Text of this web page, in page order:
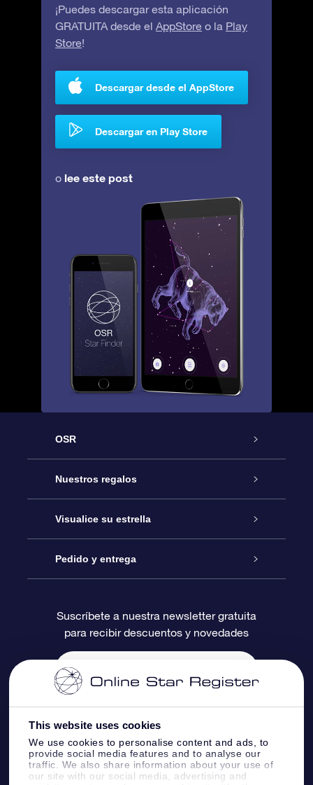
This website uses cookies
We use cookies to personalise content and ads, to
provide social media features and to analyse our
traffic. We also share information about your use of
our site with our social media, advertising and
¡Puedes descargar esta aplicación
GRATUITA desde el AppStore o la Play
Store!
Descargar desde el AppStore
Descargar en Play Store
o lee este post
OSR
Atención
Contáctanos
Blog
Reseñas
Nuestros regalos
Regalo Estrella Online
Paquete de Regalo OSR
Tarjeta de Regalo OSR
Regalos empresariales
Visualice su estrella
Registro estelar
Página de Estrella Personalizada
Un Millón de Estrellas
Aplicación de RV Llévame a las estrellas
Pedido y entrega
Información de Pago
Información de Envío
Constelaciones
Suscríbete a nuestra newsletter gratuita
para recibir descuentos y novedades